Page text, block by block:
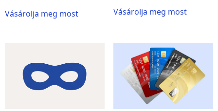
Vásárolja meg most Vásárolja meg most